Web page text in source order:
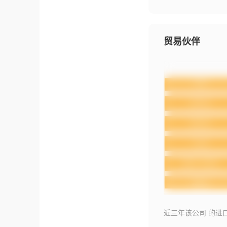
贸易伙伴
近三年该公司 的进